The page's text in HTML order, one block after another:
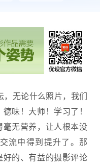
，无论什么照片，我们
味！大师！学习了！
无营养，让人根本没
流中得到提升了。那
的、有益的摄影评论